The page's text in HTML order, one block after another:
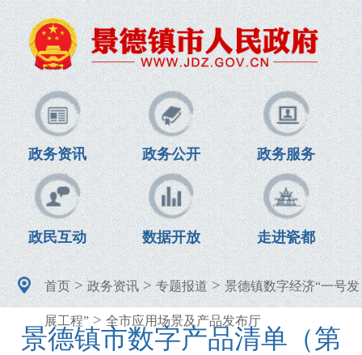
政务资讯 政务公开 政务服务
政民互动 数据开放 走进瓷都
首页>政务资讯>专题报道>景德镇数字经济“一号发
展工程”> 全市应用场景及产品发布厅
景德镇市数字产品清单（第